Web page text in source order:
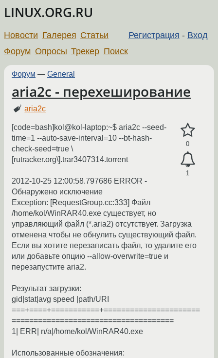
LINUX.ORG.RU
Регистрация - Вход
Новости Галерея Статьи
Форум Опросы Трекер Поиск
Форум — General
aria2c - перехеширование
aria2c
0
1
[code=bash]kol@kol-laptop:~$ aria2c --seed-
time=1 --auto-save-interval=10 --bt-hash-
check-seed=true \
[rutracker.org\].trar3407314.torrent
2012-10-25 12:00:58.797686 ERROR -
Обнаружено исключение
Exception: [RequestGroup.cc:333] Файл
/home/kol/WinRAR40.exe существует, но
управляющий файл (*.aria2) отсутствует. Загрузка
отменена чтобы не обнулить существующий файл.
Если вы хотите перезаписать файл, то удалите его
или добавьте опцию --allow-overwrite=true и
перезапустите aria2.
Результат загрузки:
gid|stat|avg speed |path/URI
===+====+===========+======================
=====================================
1| ERR| n/a|/home/kol/WinRAR40.exe
Использованные обозначения: